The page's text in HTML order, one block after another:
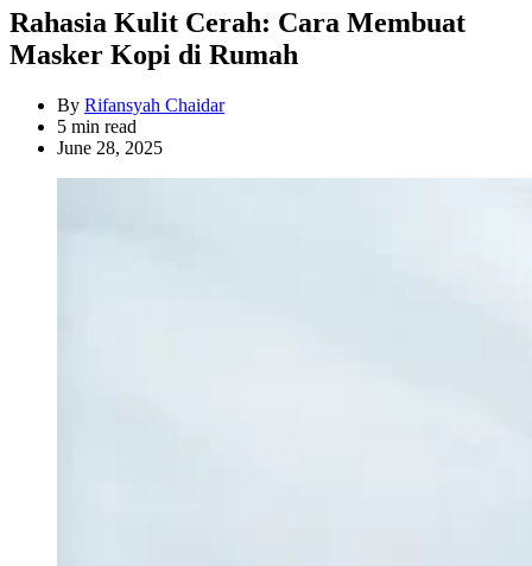
Rahasia Kulit Cerah: Cara Membuat
Masker Kopi di Rumah
By Rifansyah Chaidar
Estimated
read
5 min read
June 28, 2025